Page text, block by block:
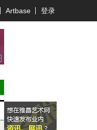
Artbase 登录